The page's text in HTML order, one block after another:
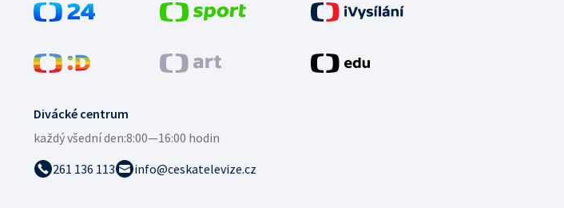
Divácké centrum
každý všední den:8:00—16:00 hodin
261 136 113
info@ceskatelevize.cz